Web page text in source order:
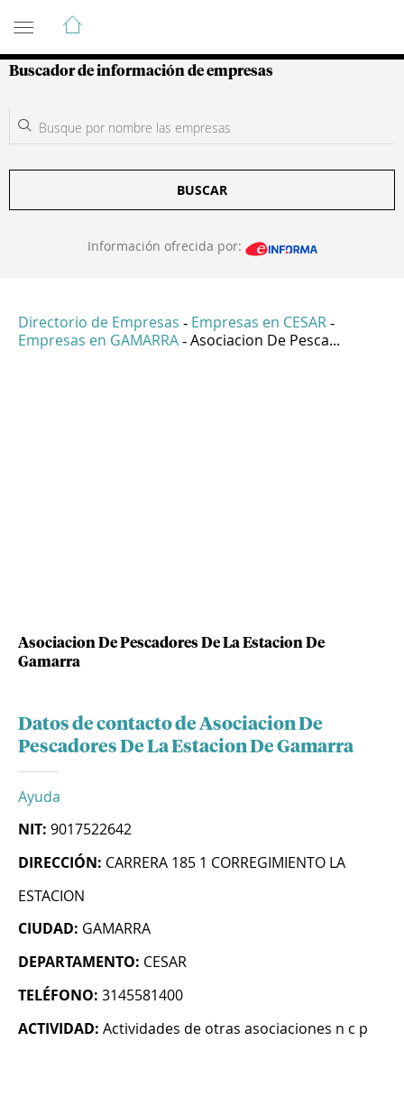
Guía de Empresas Colombianas
Buscador de información de empresas
BUSCAR
Información ofrecida por:
Directorio de Empresas - Empresas en CESAR -
Empresas en GAMARRA - Asociacion De Pesca...
Asociacion De Pescadores De La Estacion De
Gamarra
Datos de contacto de Asociacion De
Pescadores De La Estacion De Gamarra
Ayuda
NIT: 9017522642
DIRECCIÓN: CARRERA 185 1 CORREGIMIENTO LA
ESTACION
CIUDAD: GAMARRA
DEPARTAMENTO: CESAR
TELÉFONO: 3145581400
ACTIVIDAD: Actividades de otras asociaciones n c p